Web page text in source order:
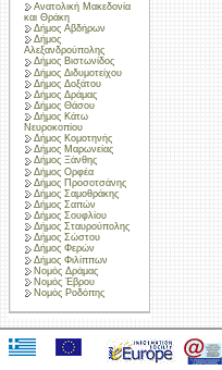
Ανατολική Μακεδονία
και Θράκη
Δήμος Αβδήρων
Δήμος
Αλεξανδρούπολης
Δήμος Βιστωνίδος
Δήμος Διδυμοτείχου
Δήμος Δοξάτου
Δήμος Δράμας
Δήμος Θάσου
Δήμος Κάτω
Νευροκοπίου
Δήμος Κομοτηνής
Δήμος Μαρωνείας
Δήμος Ξάνθης
Δήμος Ορφέα
Δήμος Προσοτσάνης
Δήμος Σαμοθράκης
Δήμος Σαπών
Δήμος Σουφλίου
Δήμος Σταυρούπολης
Δήμος Σώστου
Δήμος Φερών
Δήμος Φιλίππων
Νομός Δράμας
Νομός Έβρου
Νομός Ροδόπης